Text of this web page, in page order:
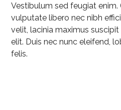
Vestibulum sed feugiat enim.
vulputate libero nec nibh
velit, lacinia maximus
elit. Duis nec nunc eleifend,
felis.